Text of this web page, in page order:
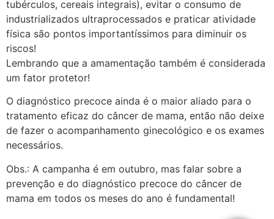
tubérculos, cereais integrais), evitar o consumo de
industrializados ultraprocessados e praticar atividade
física são pontos importantíssimos para diminuir os
riscos!
Lembrando que a amamentação também é considerada
um fator protetor!
O diagnóstico precoce ainda é o maior aliado para o
tratamento eficaz do câncer de mama, então não deixe
de fazer o acompanhamento ginecológico e os exames
necessários.
Obs.: A campanha é em outubro, mas falar sobre a
prevenção e do diagnóstico precoce do câncer de
mama em todos os meses do ano é fundamental!